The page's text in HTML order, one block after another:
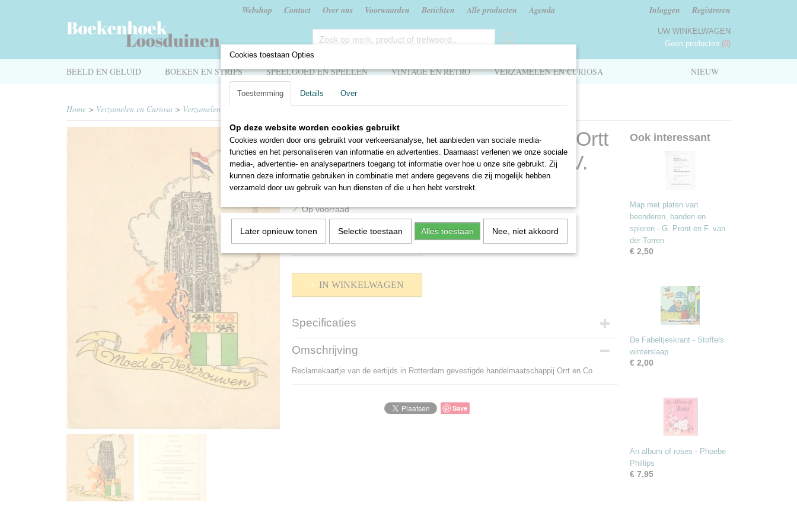
Webshop Contact Over ons Voorwaarden Berichten Alle producten Agenda Inloggen Registreren
UW WINKELWAGEN
Geen producten (0)
NIEUW
BEELD EN GELUID BOEKEN EN STRIPS SPEELGOED EN SPELLEN VINTAGE EN RETRO VERZAMELEN EN CURIOSA
Home > Verzamelen en Curiosa > Verzamelen > Kaartje "Moed en vertrouwen" - Ortt & Co's Handel Maatschappij N.V.
Kaartje "Moed en vertrouwen" - Ortt
& Co's Handel Maatschappij N.V.
€ 1,50
✓Op voorraad
Aantal
IN WINKELWAGEN
Specificaties
Productcode
Bruto gewicht
Omschrijving
Reclamekaartje van de eertijds in Rotterdam gevestigde handelmaatschappij Orrt en Co
Save
Ook interessant
Map met platen van
beenderen, banden en
spieren - G. Pront en F. van
der Torren
€ 2,50
De Fabeltjeskrant - Stoffels
winterslaap
€ 2,00
An album of roses - Phoebe
Phillips
€ 7,95
Cookies toestaan Opties
Toestemming Details Over
Op deze website worden cookies gebruikt
Cookies worden door ons gebruikt voor verkeersanalyse, het aanbieden van sociale media-
functies en het personaliseren van informatie en advertenties. Daarnaast verlenen we onze sociale
media-, advertentie- en analysepartners toegang tot informatie over hoe u onze site gebruikt. Zij
kunnen deze informatie gebruiken in combinatie met andere gegevens die zij mogelijk hebben
verzameld door uw gebruik van hun diensten of die u hen hebt verstrekt.
Later opnieuw tonen Selectie toestaan Alles toestaan Nee, niet akkoord